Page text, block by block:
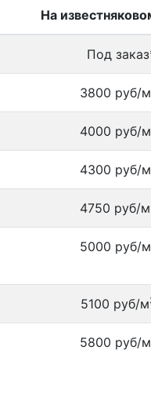
На
Под
3800 руб/м
4000 руб/м
4300 руб/м
4750 руб/м
5000 руб/м
5100 руб/м
5800 руб/м